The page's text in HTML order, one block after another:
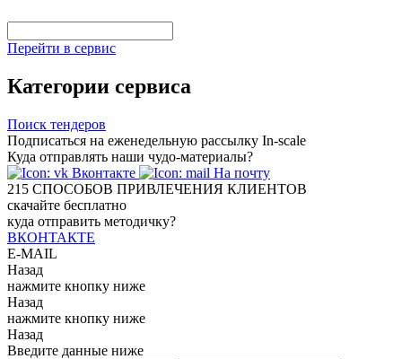
Перейти в сервис
Категории сервиса
Поиск тендеров
Подписаться на еженедельную рассылку In-scale
Куда отправлять наши чудо-материалы?
Вконтакте
На почту
215 СПОСОБОВ ПРИВЛЕЧЕНИЯ КЛИЕНТОВ
скачайте бесплатно
куда отправить методичку?
ВКОНТАКТЕ
E-MAIL
Назад
нажмите кнопку ниже
Назад
нажмите кнопку ниже
Назад
Введите данные ниже